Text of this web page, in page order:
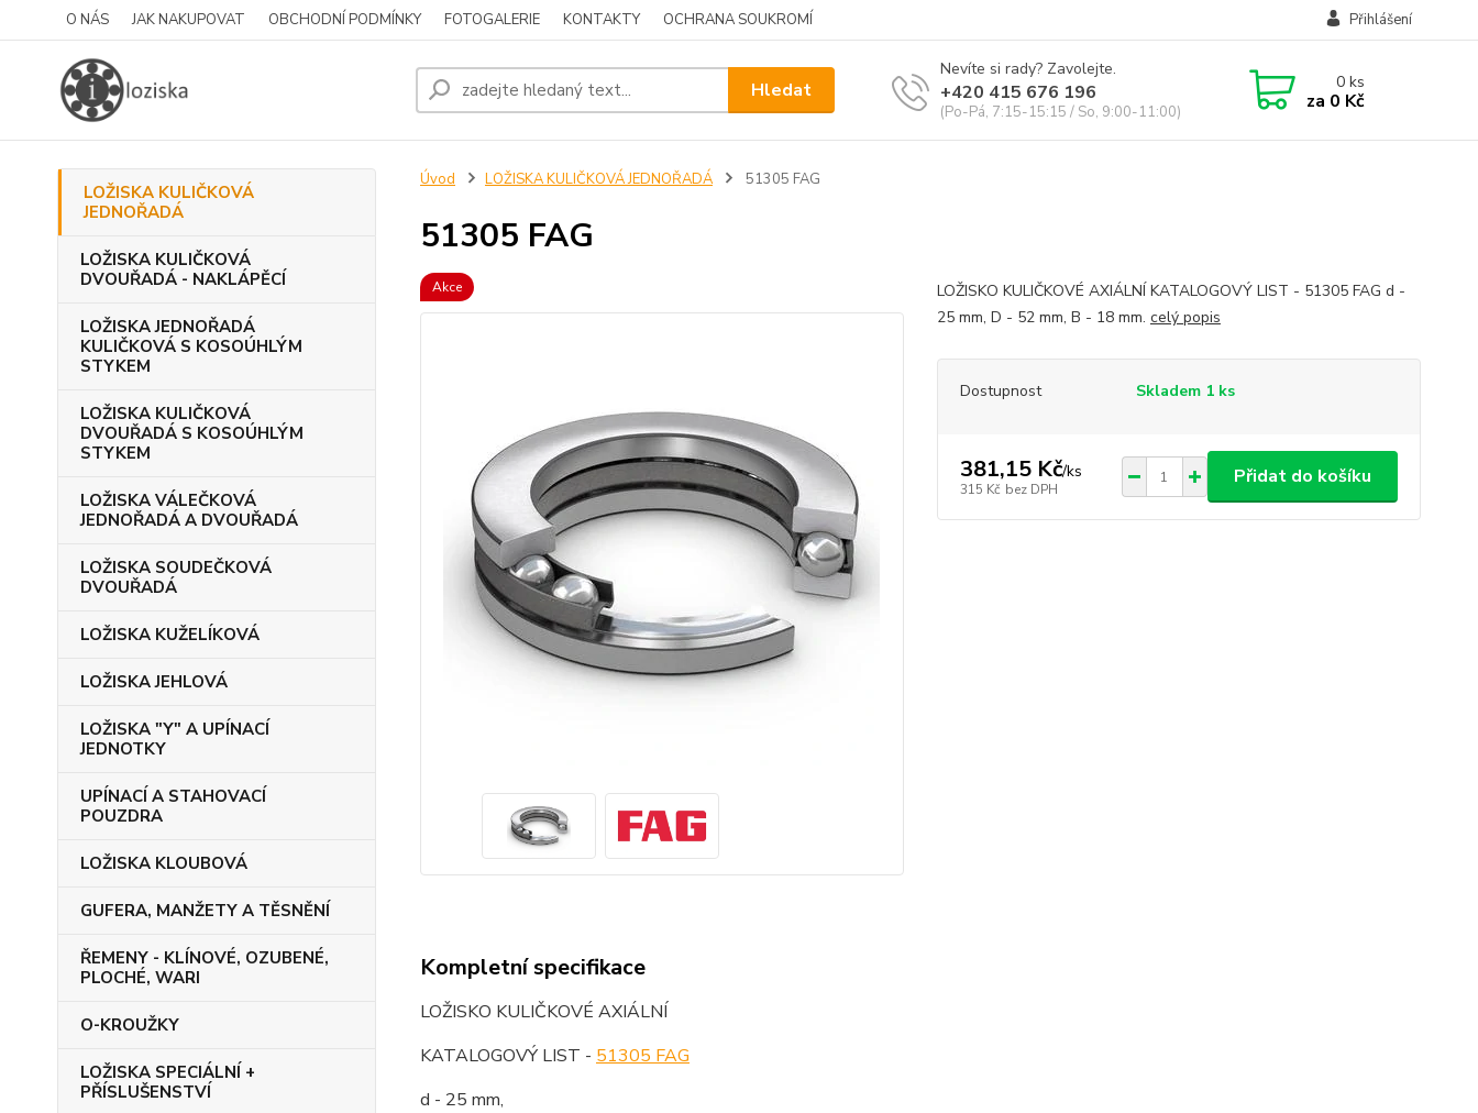
O NÁS JAK NAKUPOVAT OBCHODNÍ PODMÍNKY FOTOGALERIE KONTAKTY OCHRANA SOUKROMÍ Přihlášení
Hledat
Nevíte si rady? Zavolejte.
+420 415 676 196
(Po-Pá, 7:15-15:15 / So, 9:00-11:00)
0ks
za 0 Kč
LOŽISKA KULIČKOVÁ
JEDNOŘADÁ
LOŽISKA KULIČKOVÁ
DVOUŘADÁ - NAKLÁPĚCÍ
LOŽISKA JEDNOŘADÁ
KULIČKOVÁ S KOSOÚHLÝM
STYKEM
LOŽISKA KULIČKOVÁ
DVOUŘADÁ S KOSOÚHLÝM
STYKEM
LOŽISKA VÁLEČKOVÁ
JEDNOŘADÁ A DVOUŘADÁ
LOŽISKA SOUDEČKOVÁ
DVOUŘADÁ
LOŽISKA KUŽELÍKOVÁ
LOŽISKA JEHLOVÁ
LOŽISKA "Y" A UPÍNACÍ
JEDNOTKY
UPÍNACÍ A STAHOVACÍ
POUZDRA
LOŽISKA KLOUBOVÁ
GUFERA, MANŽETY A TĚSNĚNÍ
ŘEMENY - KLÍNOVÉ, OZUBENÉ,
PLOCHÉ, WARI
O-KROUŽKY
LOŽISKA SPECIÁLNÍ +
PŘÍSLUŠENSTVÍ
Úvod LOŽISKA KULIČKOVÁ JEDNOŘADÁ 51305 FAG
51305 FAG
Akce
LOŽISKO KULIČKOVÉ AXIÁLNÍ KATALOGOVÝ LIST - 51305 FAG d -
25 mm, D - 52 mm, B - 18 mm. celý popis
Dostupnost Skladem 1 ks
381,15 Kč/ks
315 Kč bez DPH
Přidat do košíku
Kompletní specifikace
LOŽISKO KULIČKOVÉ AXIÁLNÍ
KATALOGOVÝ LIST - 51305 FAG
d - 25 mm,